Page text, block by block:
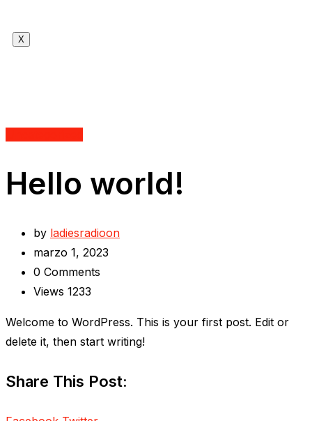
X
Hello world!
by ladiesradioon
marzo 1, 2023
0 Comments
Views 1233
Welcome to WordPress. This is your first post. Edit or
delete it, then start writing!
Share This Post: